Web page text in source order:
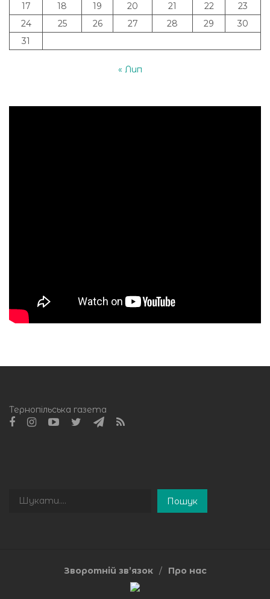
17
18 19 20 21 22
23
24
25 26 27 28 29
30
31
« Лип
Тернопільська газета
Пошук
Пошук
Зворотній зв’язок Про нас